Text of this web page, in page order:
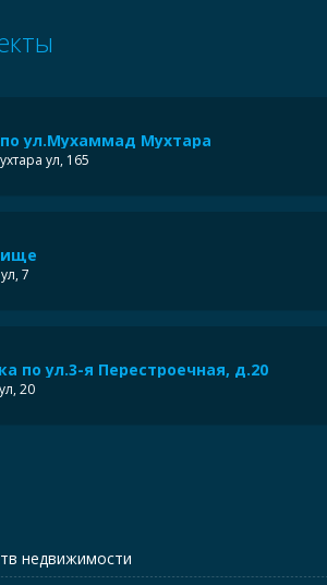
ул.Мухаммад Мухтара
ул, 165
7
по ул.3-я Перестроечная, д.20
20
недвижимости